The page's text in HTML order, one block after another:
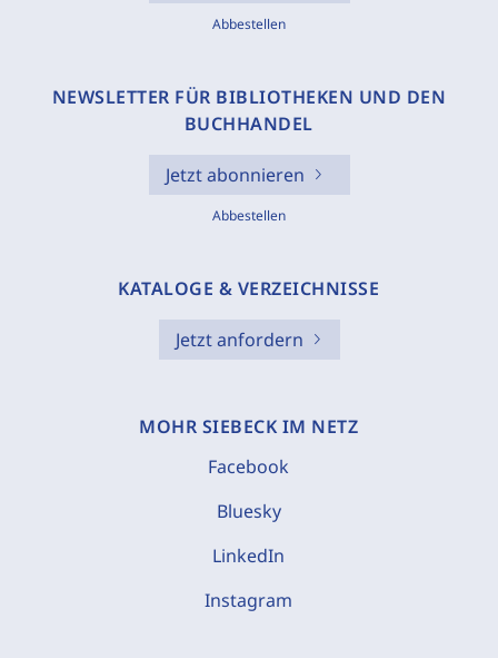
Abbestellen
NEWSLETTER FÜR BIBLIOTHEKEN UND DEN
BUCHHANDEL
Jetzt abonnieren
Abbestellen
KATALOGE & VERZEICHNISSE
Jetzt anfordern
MOHR SIEBECK IM NETZ
Facebook
Bluesky
LinkedIn
Instagram